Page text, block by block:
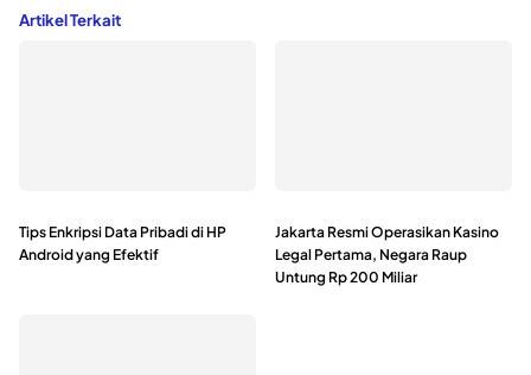
Artikel Terkait
Tips Enkripsi Data Pribadi di HP
Android yang Efektif
Jakarta Resmi Operasikan Kasino
Legal Pertama, Negara Raup
Untung Rp 200 Miliar